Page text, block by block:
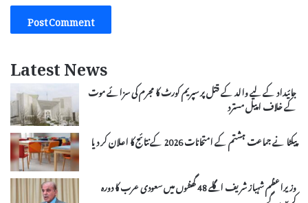
Latest News
جائیداد کے لیے والد کے قتل پر سپریم کورٹ کا مجرم کی سزائے موت
کے خلاف اپیل مسترد
پیکٹا نے جماعت ہشتم کے امتحانات 2026 کے نتائج کا اعلان کر دیا
وزیراعظم شہباز شریف اگلے 48 گھنٹوں میں سعودی عرب کا دورہ